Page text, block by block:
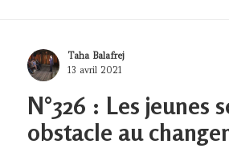
Author
Taha Balafrej
Posted
13 avril 2021
N°326 : Les jeunes
obstacle au